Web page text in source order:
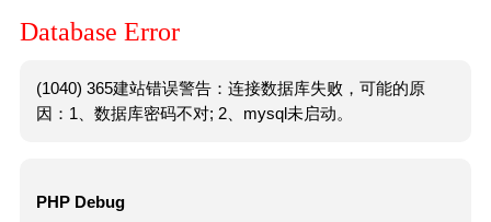
Database Error
(1040) 365建站错误警告：连接数据库失败，可能的原
因：1、数据库密码不对; 2、mysql未启动。
PHP Debug